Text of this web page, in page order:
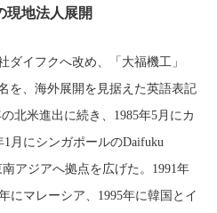
現地法人展開
ダイフクへ改め、「大福機工」
を、海外展開を見据えた英語表記
北米進出に続き、1985年5月にカ
1月にシンガポールのDaifuku
アジアへ拠点を広げた。1991年
にマレーシア、1995年に韓国とイ